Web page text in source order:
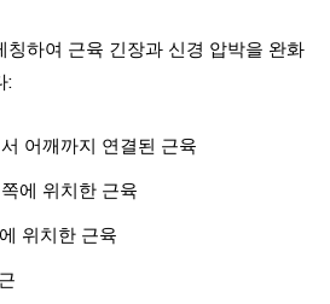
칭하여 근육 긴장과 신경 압박을 완화
:
어깨까지 연결된 근육
에 위치한 근육
위치한 근육